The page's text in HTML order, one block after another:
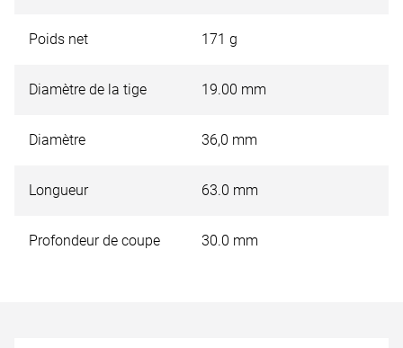
à l'aide des porte-outils réf. 108 302 / 108 303, ou
machines avec broche Weldon comme par ex. modèle
Poids net 171 g
Diamètre de la tige 19.00 mm
Diamètre 36,0 mm
Longueur 63.0 mm
Profondeur de coupe 30.0 mm